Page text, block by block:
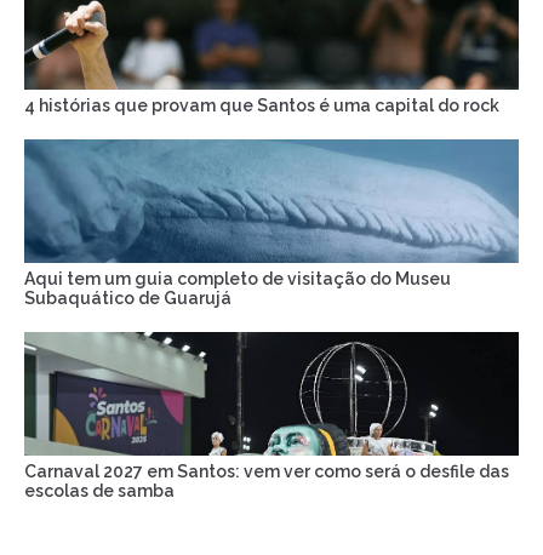
4 histórias que provam que Santos é uma capital do rock
Aqui tem um guia completo de visitação do Museu
Subaquático de Guarujá
Carnaval 2027 em Santos: vem ver como será o desfile das
escolas de samba